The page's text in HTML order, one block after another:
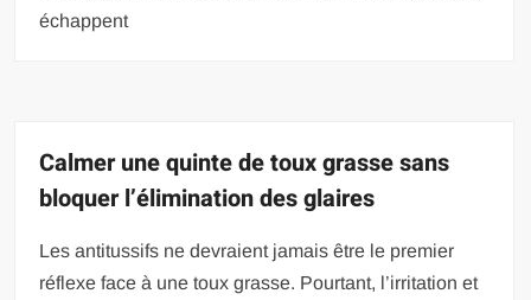
échappent
Calmer une quinte de toux grasse sans
bloquer l’élimination des glaires
Les antitussifs ne devraient jamais être le premier
réflexe face à une toux grasse. Pourtant, l’irritation et